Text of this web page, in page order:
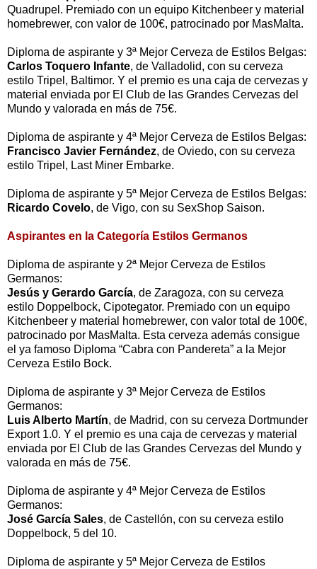
Quadrupel. Premiado con un equipo Kitchenbeer y material
homebrewer, con valor de 100€, patrocinado por MasMalta.
Diploma de aspirante y 3ª Mejor Cerveza de Estilos Belgas:
Carlos Toquero Infante, de Valladolid, con su cerveza
estilo Tripel, Baltimor. Y el premio es una caja de cervezas y
material enviada por El Club de las Grandes Cervezas del
Mundo y valorada en más de 75€.
Diploma de aspirante y 4ª Mejor Cerveza de Estilos Belgas:
Francisco Javier Fernández, de Oviedo, con su cerveza
estilo Tripel, Last Miner Embarke.
Diploma de aspirante y 5ª Mejor Cerveza de Estilos Belgas:
Ricardo Covelo, de Vigo, con su SexShop Saison.
Aspirantes en la Categoría Estilos Germanos
Diploma de aspirante y 2ª Mejor Cerveza de Estilos
Germanos:
Jesús y Gerardo García, de Zaragoza, con su cerveza
estilo Doppelbock, Cipotegator. Premiado con un equipo
Kitchenbeer y material homebrewer, con valor total de 100€,
patrocinado por MasMalta. Esta cerveza además consigue
el ya famoso Diploma “Cabra con Pandereta” a la Mejor
Cerveza Estilo Bock.
Diploma de aspirante y 3ª Mejor Cerveza de Estilos
Germanos:
Luis Alberto Martín, de Madrid, con su cerveza Dortmunder
Export 1.0. Y el premio es una caja de cervezas y material
enviada por El Club de las Grandes Cervezas del Mundo y
valorada en más de 75€.
Diploma de aspirante y 4ª Mejor Cerveza de Estilos
Germanos:
José García Sales, de Castellón, con su cerveza estilo
Doppelbock, 5 del 10.
Diploma de aspirante y 5ª Mejor Cerveza de Estilos